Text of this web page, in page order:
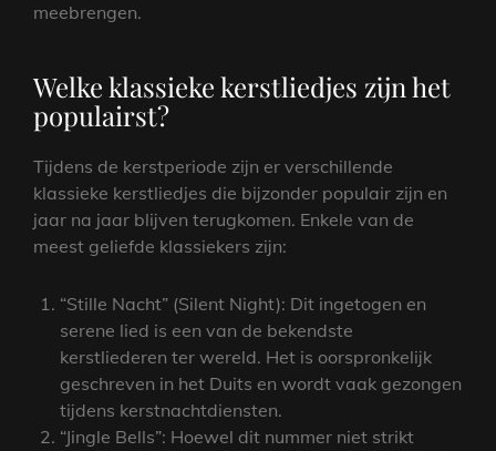
meebrengen.
Welke klassieke kerstliedjes zijn het
populairst?
Tijdens de kerstperiode zijn er verschillende
klassieke kerstliedjes die bijzonder populair zijn en
jaar na jaar blijven terugkomen. Enkele van de
meest geliefde klassiekers zijn:
“Stille Nacht” (Silent Night): Dit ingetogen en
serene lied is een van de bekendste
kerstliederen ter wereld. Het is oorspronkelijk
geschreven in het Duits en wordt vaak gezongen
tijdens kerstnachtdiensten.
“Jingle Bells”: Hoewel dit nummer niet strikt